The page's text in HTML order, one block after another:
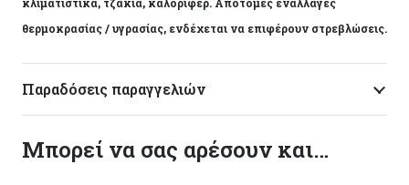
κλιματιστικά, τζάκια, καλοριφέρ. Απότομες εναλλαγές
θερμοκρασίας / υγρασίας, ενδέχεται να επιφέρουν στρεβλώσεις.
Παραδόσεις παραγγελιών
Μπορεί να σας αρέσουν και…